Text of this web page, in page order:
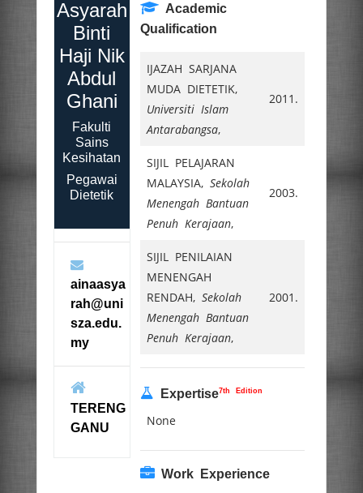
Asyarah
Binti
Haji Nik
Abdul
Ghani
Fakulti
Sains
Kesihatan
Pegawai
Dietetik
ainaasya
rah@uni
sza.edu.
my
TERENG
GANU
Academic
Qualification
IJAZAH SARJANA
MUDA DIETETIK,
Universiti Islam
Antarabangsa,
2011.
SIJIL PELAJARAN
MALAYSIA,Sekolah
Menengah Bantuan
Penuh Kerajaan,
2003.
SIJIL PENILAIAN
MENENGAH
RENDAH,Sekolah
Menengah Bantuan
Penuh Kerajaan,
2001.
Expertise7th Edition
None
Work Experience